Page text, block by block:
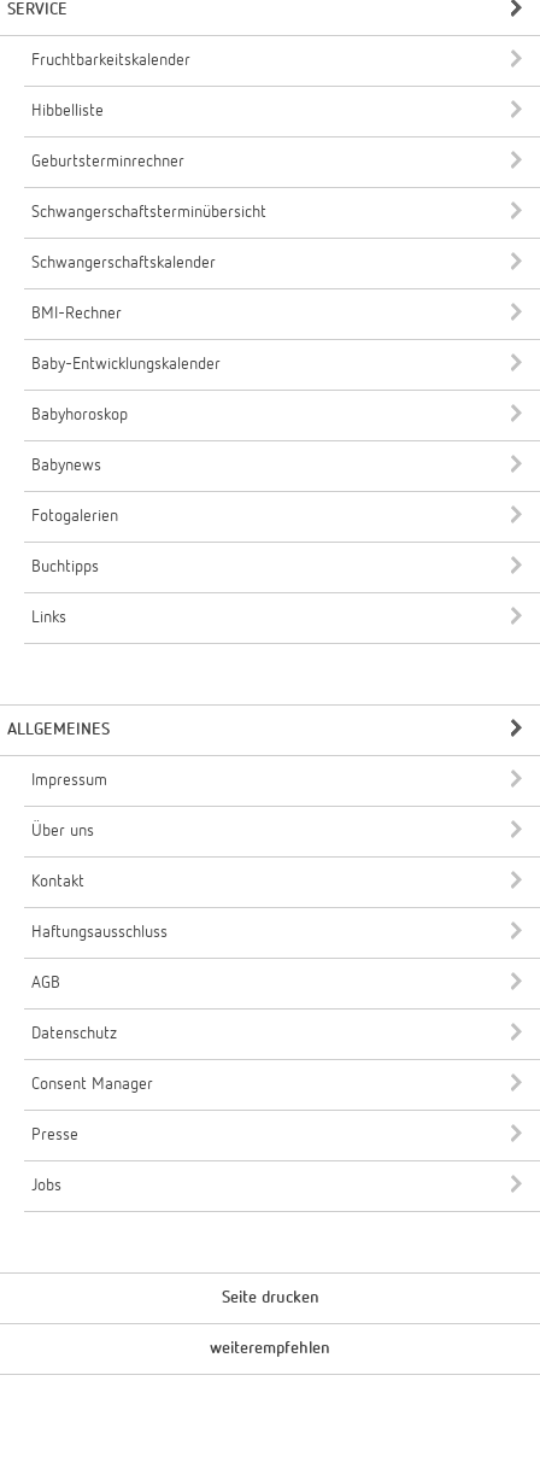
SERVICE
Fruchtbarkeitskalender
Hibbelliste
Geburtsterminrechner
Schwangerschaftsterminübersicht
Schwangerschaftskalender
BMI-Rechner
Baby-Entwicklungskalender
Babyhoroskop
Babynews
Fotogalerien
Buchtipps
Links
ALLGEMEINES
Impressum
Über uns
Kontakt
Haftungsausschluss
AGB
Datenschutz
Consent Manager
Presse
Jobs
Seite drucken
weiterempfehlen